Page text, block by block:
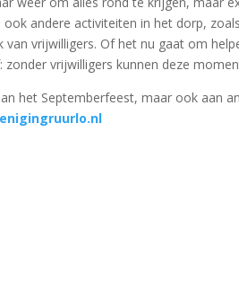
andere activiteiten in het dorp, zoals
van vrijwilligers. Of het nu gaat om
vrijwilligers kunnen deze
het Septemberfeest, maar ook aan